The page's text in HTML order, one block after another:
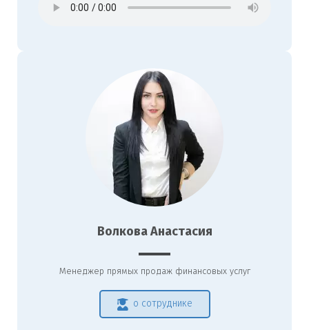
Волкова Анастасия
Менеджер прямых продаж финансовых услуг
о сотруднике